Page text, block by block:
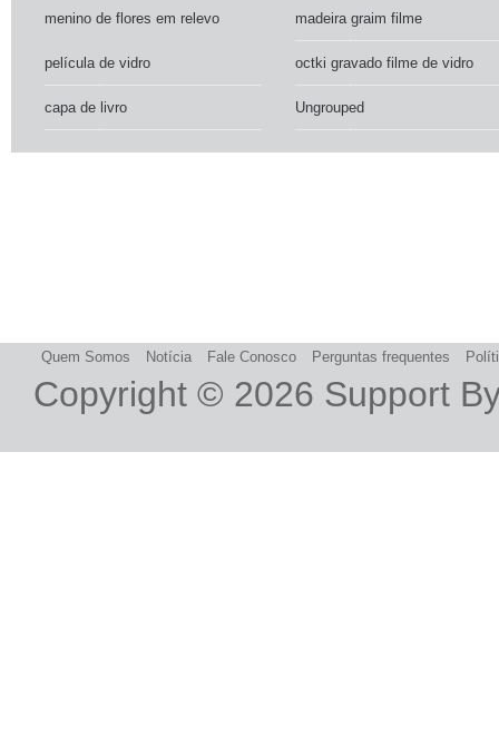
menino de flores em relevo
película de vidro
madeira graim filme
octki gravado filme de vidro
capa de livro Ungrouped
Quem Somos Notícia Fale Conosco Perguntas frequentes
Copyright © 2026 Support